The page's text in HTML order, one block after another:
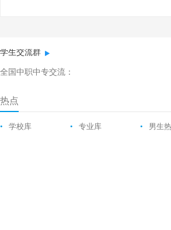
学生交流群
全国中职中专交流：
热点
• 学校库 • 专业库 • 男生